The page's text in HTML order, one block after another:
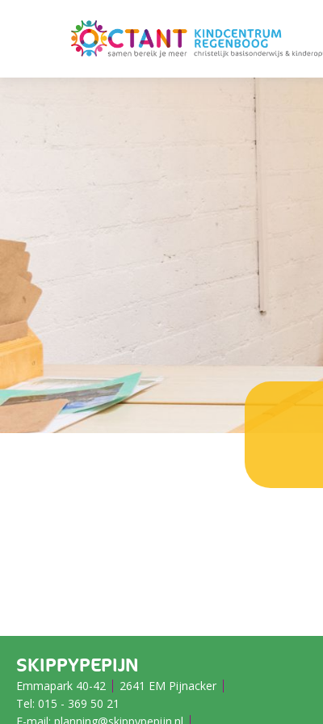
SKIPPYPEPIJN
Emmapark 40-42
2641 EM Pijnacker
Tel: 015 - 369 50 21